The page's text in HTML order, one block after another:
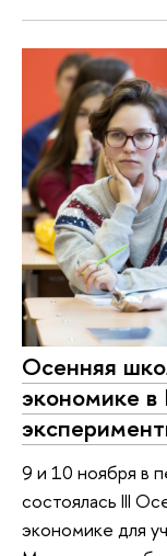
Осенняя
экономике
9 и 10 ноября в
состоялась III
экономике для